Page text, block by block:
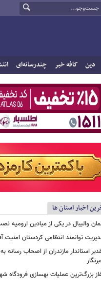
دین کافه خبر چندرسانه‌ای
اخبار استان ها
والیبال در یکی از میادین ارومیه
توانمند انتظامی کردستان
استاندار مازندران از اصحاب رسانه
بزرگ‌ترین عملیات بهسازی فرودگاه